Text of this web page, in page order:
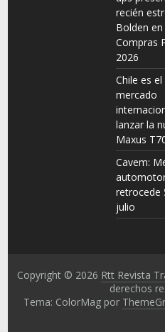
recién
Bolden en
Compras
2026
Chile es
mercado
lanzar la
Maxus
Cavem:
retrocede
julio
Copyright © 2026 Rtt Revista
derechos
Tema: ColorMag por